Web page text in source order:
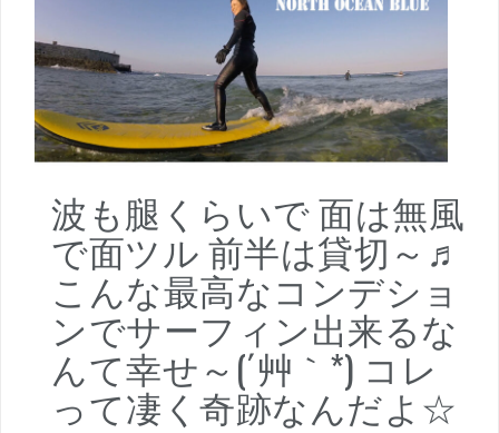
波も腿くらいで 面は無風
で面ツル 前半は貸切～♬
こんな最高なコンデショ
ンでサーフィン出来るな
んて幸せ～(´艸｀*) コレ
って凄く奇跡なんだよ☆